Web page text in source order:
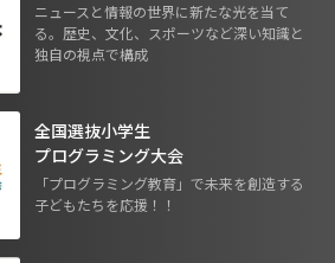
ニュースと情報の世界に新たな光を当て
る。歴史、文化、スポーツなど深い知識と
独自の視点で構成
全国選抜小学生
プログラミング大会
「プログラミング教育」で未来を創造する
子どもたちを応援！！